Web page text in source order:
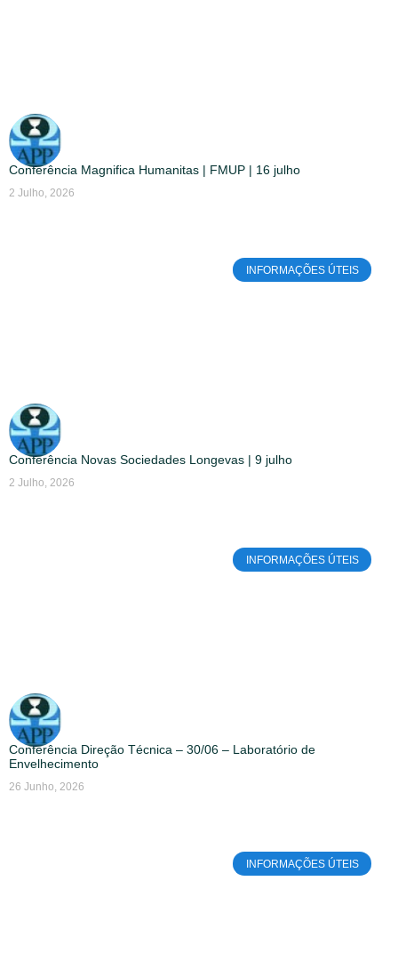
Conferência Magnifica Humanitas | FMUP | 16 julho
2 Julho, 2026
INFORMAÇÕES ÚTEIS
Conferência Novas Sociedades Longevas | 9 julho
2 Julho, 2026
INFORMAÇÕES ÚTEIS
Conferência Direção Técnica – 30/06 – Laboratório de
Envelhecimento
26 Junho, 2026
INFORMAÇÕES ÚTEIS